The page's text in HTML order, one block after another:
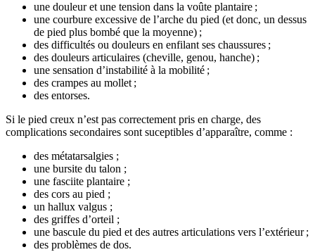
une douleur et une tension dans la voûte plantaire ;
une courbure excessive de l’arche du pied (et donc, un dessus
de pied plus bombé que la moyenne) ;
des difficultés ou douleurs en enfilant ses chaussures ;
des douleurs articulaires (cheville, genou, hanche) ;
une sensation d’instabilité à la mobilité ;
des crampes au mollet ;
des entorses.
Si le pied creux n’est pas correctement pris en charge, des
complications secondaires sont suceptibles d’apparaître, comme :
des métatarsalgies ;
une bursite du talon ;
une fasciite plantaire ;
des cors au pied ;
un hallux valgus ;
des griffes d’orteil ;
une bascule du pied et des autres articulations vers l’extérieur ;
des problèmes de dos.